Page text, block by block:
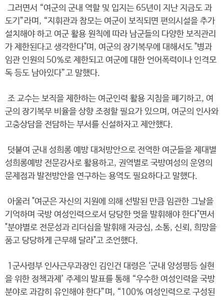
그러면서 “여군의 군내 역할 및 입지는 65년이 지난 지금도 과
도기”라며, “지휘관과 참모는 여군이 보직되면 편의시설을 추가
설치해야 하고 여군 활용 원칙에 따라 남군들의 다양한 보직관리
가 제한된다고 생각한다"며, 여군의 장기복무에 대해서도 "병과
임관 인원의 50%로 제한되고 여군에 대한 언어폭력이나 인격모
독 등도 남아있다”고 말했다.
조 교수는 보직을 제한하는 여군인력 활용 지침을 폐기하고, 여
군의 장기복무 비율을 상향 조정할 필요가 있으며, 여군의 인사와
고충상담을 전담하는 부서를 신설하자고 제안했다.
덧붙여 군내 성희롱 예방 대처방안으로 전역한 여군들을 제대별
성희롱예방 전문강사로 활용하고, 권역별로 국방여성의 운영의
문제점과 발전방안을 연구하는 용역도 필요하다고 말했다.
아울러 "여군은 자신의 지원에 의해 선발된 만큼 임관한 그날을
기억하며 국방 여성인력으로서 당당한 멋을 발휘해야 한다"면서
"분야별로 전문성과 리더십을 발휘해 자긍심, 소통, 신뢰, 희망을
품고 당당하게 근무해 달라"고 조언했다.
1군사령부 인사근무과장인 김인건 대령은 ‘군내 양성평등 실현
을 위한 정책과제’ 주제의 발표를 통해 “우수한 여성인력을 국방
분야로 과감히 유인해야 한다”며, “100% 여성인력으로 구성된